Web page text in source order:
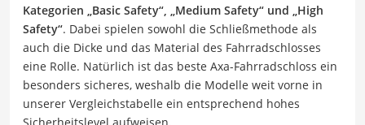
Kategorien „Basic Safety“, „Medium Safety“ und „High
Safety“. Dabei spielen sowohl die Schließmethode als
auch die Dicke und das Material des Fahrradschlosses
eine Rolle. Natürlich ist das beste Axa-Fahrradschloss ein
besonders sicheres, weshalb die Modelle weit vorne in
unserer Vergleichstabelle ein entsprechend hohes